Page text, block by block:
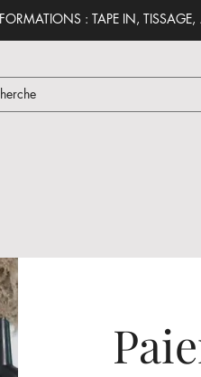
FORMATIONS : TAPE IN, TISSAGE,